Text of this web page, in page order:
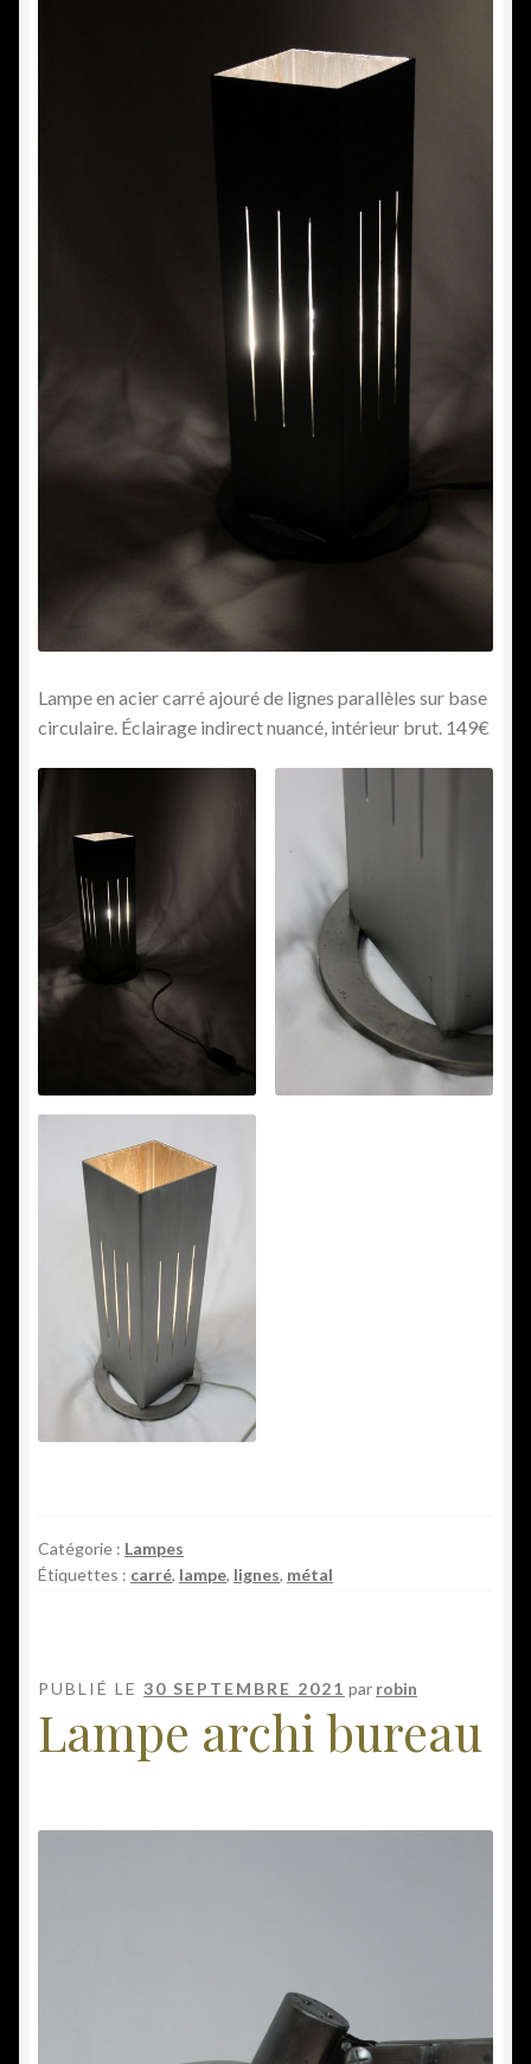
Lampe en acier carré ajouré de lignes parallèles sur base
circulaire. Éclairage indirect nuancé, intérieur brut. 149€
Catégorie : Lampes
Étiquettes : carré, lampe, lignes, métal
PUBLIÉ LE 30 SEPTEMBRE 2021 par robin
Lampe archi bureau